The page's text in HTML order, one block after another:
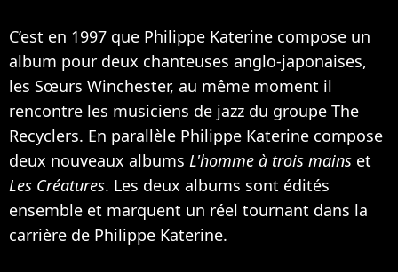
C’est en 1997 que Philippe Katerine compose un
album pour deux chanteuses anglo-japonaises,
les Sœurs Winchester, au même moment il
rencontre les musiciens de jazz du groupe The
Recyclers. En parallèle Philippe Katerine compose
deux nouveaux albums L'homme à trois mains et
Les Créatures. Les deux albums sont édités
ensemble et marquent un réel tournant dans la
carrière de Philippe Katerine.